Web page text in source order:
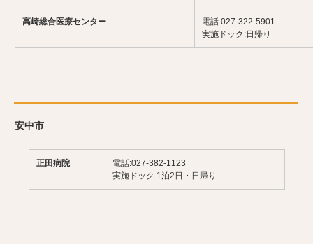
高崎総合医療センター
電話:027-322-5901
実施ドック:日帰り
安中市
正田病院
電話:027-382-1123
実施ドック:1泊2日・日帰り